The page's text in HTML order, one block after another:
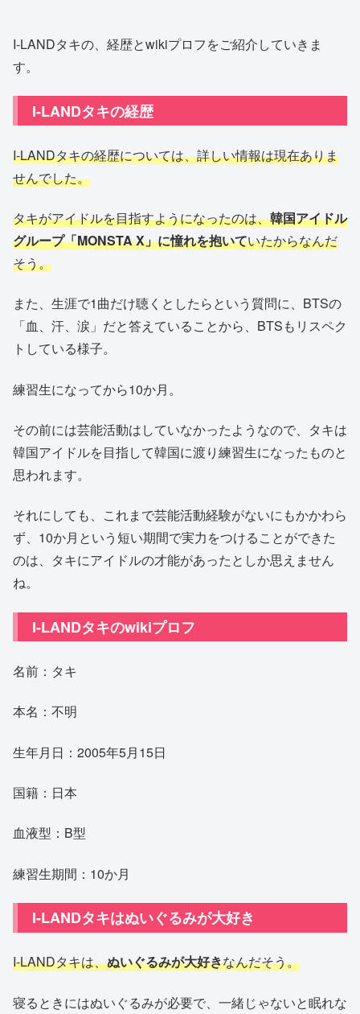
I-LANDタキの、経歴とwikiプロフをご紹介していきま
す。
I-LANDタキの経歴
I-LANDタキの経歴については、詳しい情報は現在ありま
せんでした。
タキがアイドルを目指すようになったのは、韓国アイドル
グループ「MONSTA X」に憧れを抱いていたからなんだ
そう。
また、生涯で1曲だけ聴くとしたらという質問に、BTSの
「血、汗、涙」だと答えていることから、BTSもリスペク
トしている様子。
練習生になってから10か月。
その前には芸能活動はしていなかったようなので、タキは
韓国アイドルを目指して韓国に渡り練習生になったものと
思われます。
それにしても、これまで芸能活動経験がないにもかかわら
ず、10か月という短い期間で実力をつけることができた
のは、タキにアイドルの才能があったとしか思えません
ね。
I-LANDタキのwikiプロフ
名前：タキ
本名：不明
生年月日：2005年5月15日
国籍：日本
血液型：B型
練習生期間：10か月
I-LANDタキはぬいぐるみが大好き
I-LANDタキは、ぬいぐるみが大好きなんだそう。
寝るときにはぬいぐるみが必要で、一緒じゃないと眠れな